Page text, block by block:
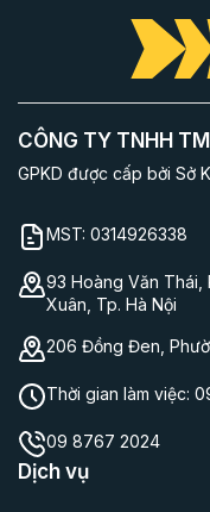
CÔNG TY TNHH
GPKD được cấp bởi Sở
MST: 0314926338
93 Hoàng Văn Thái,
Xuân, Tp. Hà Nội
206 Đồng Đen,
Thời gian làm việc:
09 8767 2024
Dịch vụ